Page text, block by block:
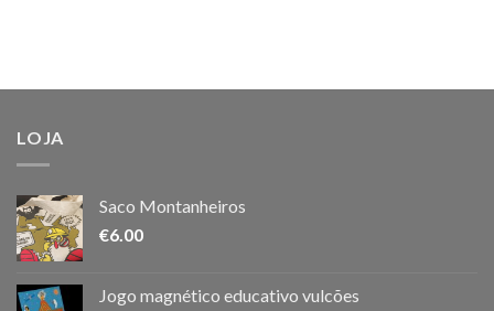
LOJA
Saco Montanheiros
€6.00
Jogo magnético educativo vulcões